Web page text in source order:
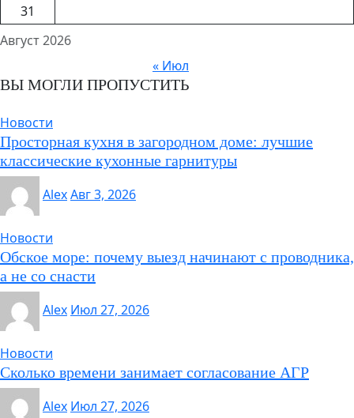
Август 2026
31
« Июл
ВЫ МОГЛИ ПРОПУСТИТЬ
Новости
Просторная кухня в загородном доме: лучшие
классические кухонные гарнитуры
AlexАвг 3, 2026
Новости
Обское море: почему выезд начинают с проводника,
а не со снасти
Alex Июл 27, 2026
Новости
Сколько времени занимает согласование АГР
Alex Июл 27, 2026